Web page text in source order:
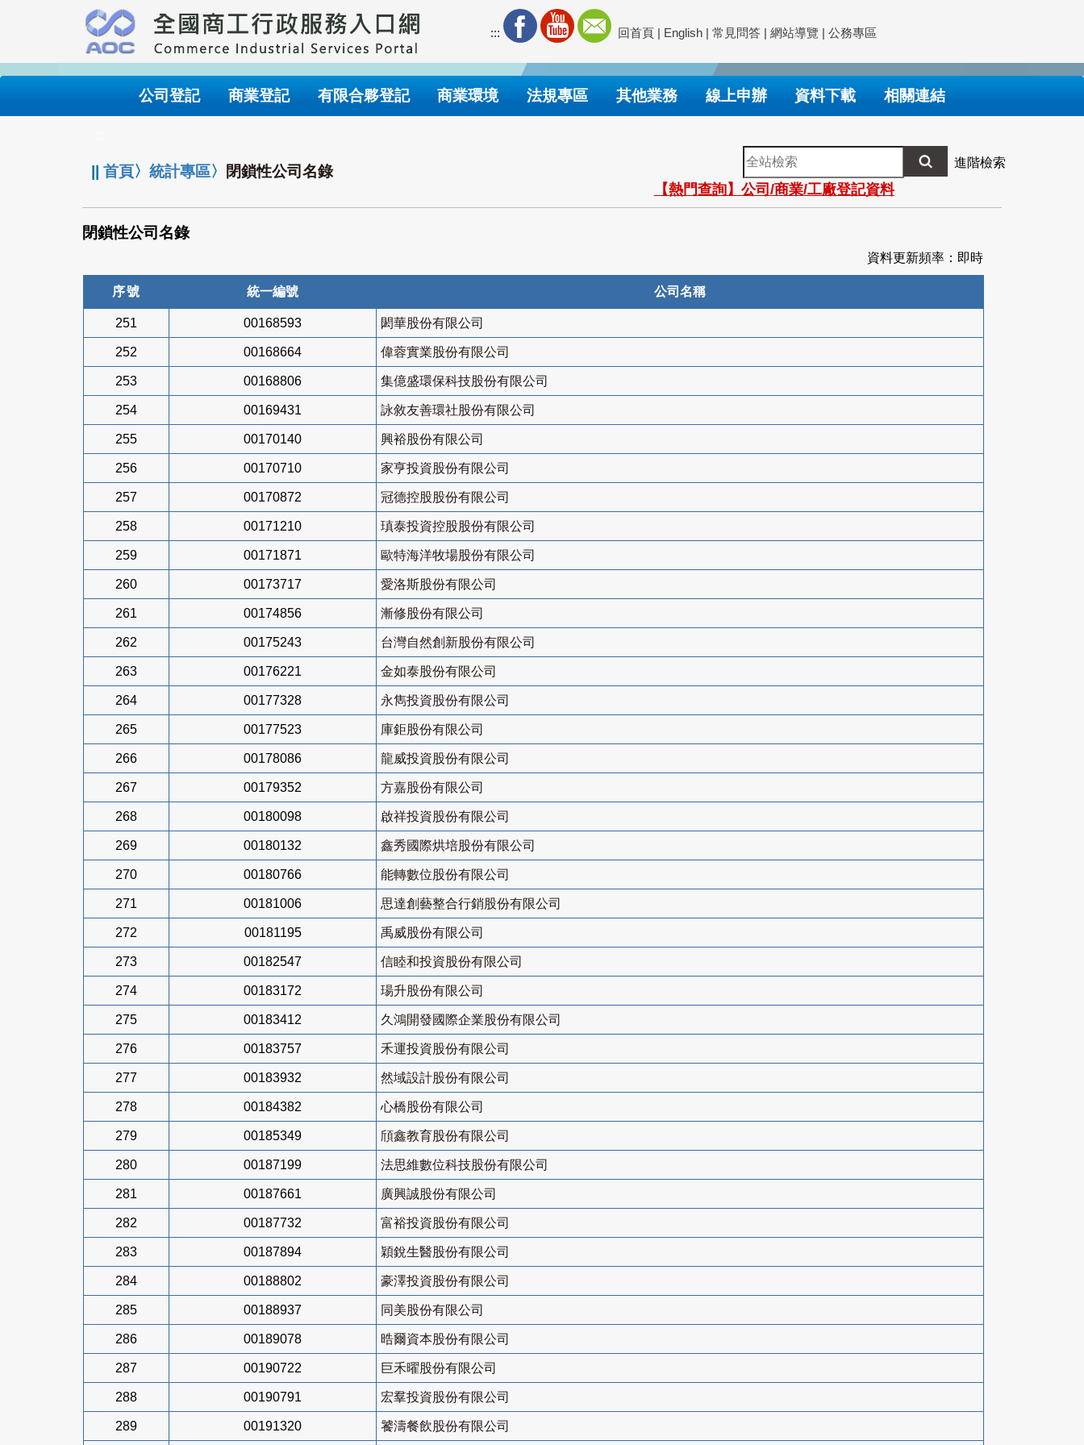
要
內
::: 回首頁 | English | 常見問答 | 網站導覽 | 公務專區
公司登記 商業登記 有限合夥登記 商業環境 法規專區 其他業務 線上申辦 資料下載 相關連結
||首頁〉統計專區〉 閉鎖性公司名錄
全
站
檢
索
進階檢索
【熱門查詢】公司/商業/工廠登記資料
閉鎖性公司名錄
資料更新頻率：即時
序號 統一編號 公司名稱
251 00168593 閎華股份有限公司
252 00168664 偉蓉實業股份有限公司
253 00168806 集億盛環保科技股份有限公司
254 00169431 詠敘友善環社股份有限公司
255 00170140 興裕股份有限公司
256 00170710 家亨投資股份有限公司
257 00170872 冠德控股股份有限公司
258 00171210 瑱泰投資控股股份有限公司
259 00171871 歐特海洋牧場股份有限公司
260 00173717 愛洛斯股份有限公司
261 00174856 漸修股份有限公司
262 00175243 台灣自然創新股份有限公司
263 00176221 金如泰股份有限公司
264 00177328 永雋投資股份有限公司
265 00177523 庫鉅股份有限公司
266 00178086 龍威投資股份有限公司
267 00179352 方嘉股份有限公司
268 00180098 啟祥投資股份有限公司
269 00180132 鑫秀國際烘培股份有限公司
270 00180766 能轉數位股份有限公司
271 00181006 思達創藝整合行銷股份有限公司
272 00181195 禹威股份有限公司
273 00182547 信睦和投資股份有限公司
274 00183172 瑒升股份有限公司
275 00183412 久鴻開發國際企業股份有限公司
276 00183757 禾運投資股份有限公司
277 00183932 然域設計股份有限公司
278 00184382 心橋股份有限公司
279 00185349 頎鑫教育股份有限公司
280 00187199 法思維數位科技股份有限公司
281 00187661 廣興誠股份有限公司
282 00187732 富裕投資股份有限公司
283 00187894 穎銳生醫股份有限公司
284 00188802 豪澤投資股份有限公司
285 00188937 同美股份有限公司
286 00189078 晧爾資本股份有限公司
287 00190722 巨禾曜股份有限公司
288 00190791 宏羣投資股份有限公司
289 00191320 饕濤餐飲股份有限公司